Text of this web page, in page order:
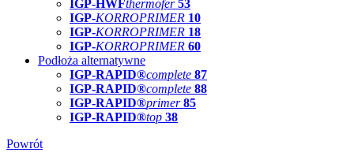
IGP-HWFthermofer 53
IGP-KORROPRIMER 10
IGP-KORROPRIMER 18
IGP-KORROPRIMER 60
Podłoża alternatywne
IGP-RAPID®complete 87
IGP-RAPID®complete 88
IGP-RAPID®primer 85
IGP-RAPID®top 38
Powrót